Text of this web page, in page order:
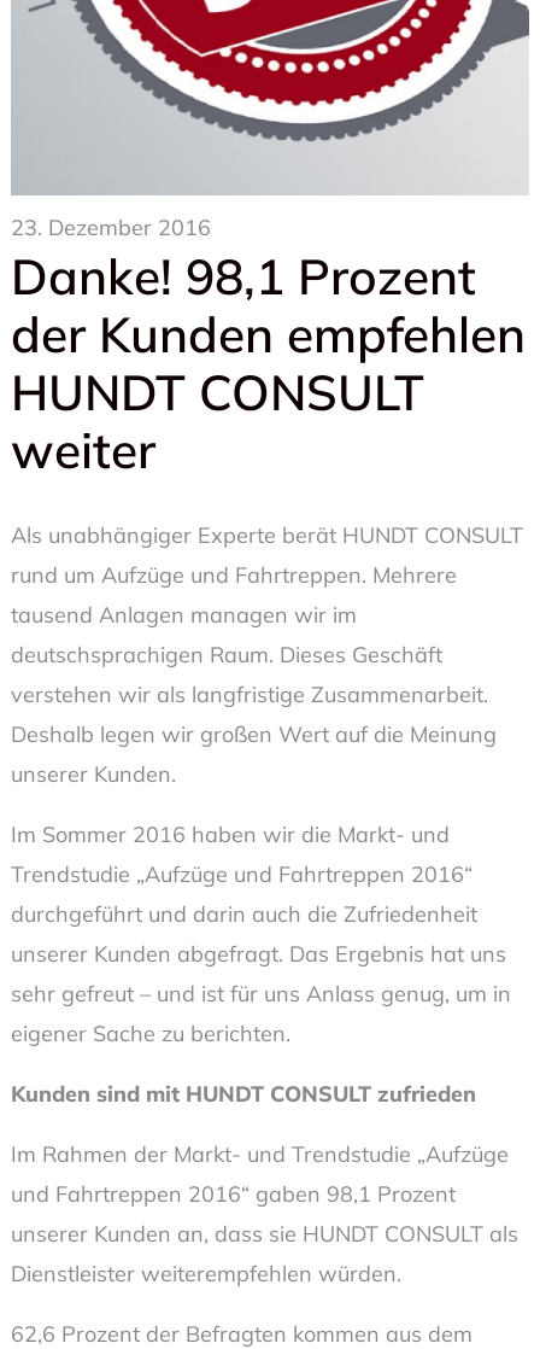
23. Dezember 2016
Danke! 98,1 Prozent
der Kunden empfehlen
HUNDT CONSULT
weiter
Als unabhängiger Experte berät HUNDT CONSULT
rund um Aufzüge und Fahrtreppen. Mehrere
tausend Anlagen managen wir im
deutschsprachigen Raum. Dieses Geschäft
verstehen wir als langfristige Zusammenarbeit.
Deshalb legen wir großen Wert auf die Meinung
unserer Kunden.
Im Sommer 2016 haben wir die Markt- und
Trendstudie „Aufzüge und Fahrtreppen 2016“
durchgeführt und darin auch die Zufriedenheit
unserer Kunden abgefragt. Das Ergebnis hat uns
sehr gefreut – und ist für uns Anlass genug, um in
eigener Sache zu berichten.
Kunden sind mit HUNDT CONSULT zufrieden
Im Rahmen der Markt- und Trendstudie „Aufzüge
und Fahrtreppen 2016“ gaben 98,1 Prozent
unserer Kunden an, dass sie HUNDT CONSULT als
Dienstleister weiterempfehlen würden.
62,6 Prozent der Befragten kommen aus dem